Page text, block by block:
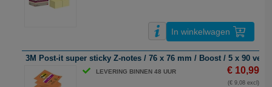
In winkelwagen
3M Post-it super sticky Z-notes / 76 x 76 mm / Boost / 5 x 90 vel
LEVERING BINNEN 48 UUR € 10,99
(€ 9,08 excl)